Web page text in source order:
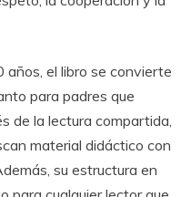
años, el libro se convierte
para padres que
de la lectura compartida,
material didáctico con
su estructura en